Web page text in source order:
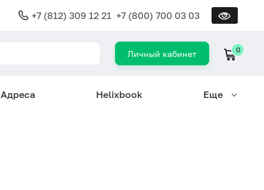
+7 (812) 309 12 21 +7 (800) 700 03 03
Личный кабинет 0
Адреса Helixbook Еще